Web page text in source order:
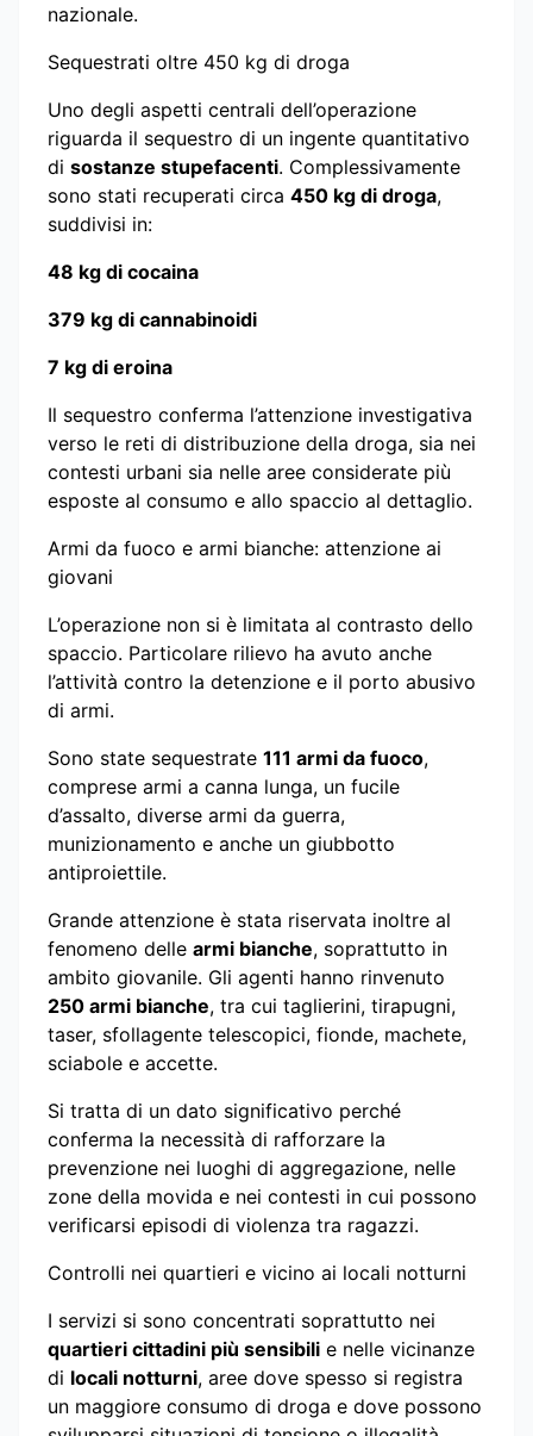
nazionale.
Sequestrati oltre 450 kg di droga
Uno degli aspetti centrali dell’operazione
riguarda il sequestro di un ingente quantitativo
di sostanze stupefacenti. Complessivamente
sono stati recuperati circa 450 kg di droga,
suddivisi in:
48 kg di cocaina
379 kg di cannabinoidi
7 kg di eroina
Il sequestro conferma l’attenzione investigativa
verso le reti di distribuzione della droga, sia nei
contesti urbani sia nelle aree considerate più
esposte al consumo e allo spaccio al dettaglio.
Armi da fuoco e armi bianche: attenzione ai
giovani
L’operazione non si è limitata al contrasto dello
spaccio. Particolare rilievo ha avuto anche
l’attività contro la detenzione e il porto abusivo
di armi.
Sono state sequestrate 111 armi da fuoco,
comprese armi a canna lunga, un fucile
d’assalto, diverse armi da guerra,
munizionamento e anche un giubbotto
antiproiettile.
Grande attenzione è stata riservata inoltre al
fenomeno delle armi bianche, soprattutto in
ambito giovanile. Gli agenti hanno rinvenuto
250 armi bianche, tra cui taglierini, tirapugni,
taser, sfollagente telescopici, fionde, machete,
sciabole e accette.
Si tratta di un dato significativo perché
conferma la necessità di rafforzare la
prevenzione nei luoghi di aggregazione, nelle
zone della movida e nei contesti in cui possono
verificarsi episodi di violenza tra ragazzi.
Controlli nei quartieri e vicino ai locali notturni
I servizi si sono concentrati soprattutto nei
quartieri cittadini più sensibili e nelle vicinanze
di locali notturni, aree dove spesso si registra
un maggiore consumo di droga e dove possono